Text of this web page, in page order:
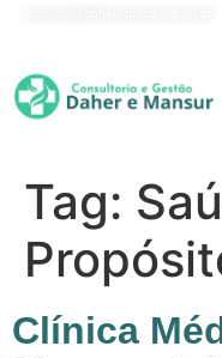
Tag:
Clínica